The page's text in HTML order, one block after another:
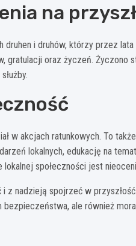
na
i druhów, którzy przez
gratulacji oraz życzeń. Życzono
w akcjach ratunkowych. To
lokalnych, edukację na
społeczności jest
nadzieją spojrzeć w
ale również